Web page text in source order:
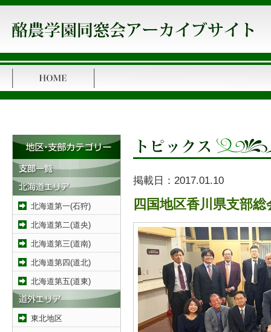
北海道第一(石狩)
北海道第二(道央)
北海道第三(道南)
北海道第四(道北)
北海道第五(道東)
東北地区
掲載日： 2017.01.10
四国地区香川県支部総